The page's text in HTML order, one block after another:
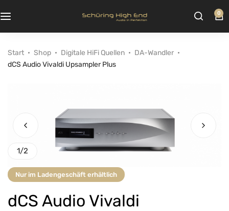
0
Start Shop Digitale HiFi Quellen
DA-Wandler
dCS Audio Vivaldi Upsampler Plus
1/2
Nur im Ladengeschäft erhältlich
dCS Audio Vivaldi